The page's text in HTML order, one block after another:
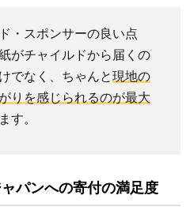
・スポンサーの良い点
がチャイルドから届くの
でなく、ちゃんと現地の
りを感じられるのが最大
す。
パンへの寄付の満足度